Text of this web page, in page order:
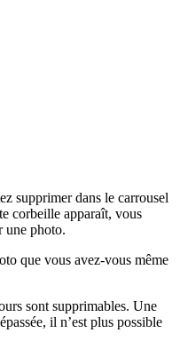
supprimer dans le carrousel
corbeille apparaît, vous
une photo.
que vous avez-vous même
sont supprimables. Une
il n’est plus possible